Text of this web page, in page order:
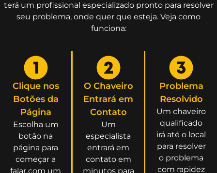
terá um profissional especializado pronto para resolver
seu problema, onde quer que esteja. Veja como
funciona:
Clique nos
Botões da
Página
Escolha um
botão na
página para
começar a
falar com um
O Chaveiro
Entrará em
Contato
Um
especialista
entrará em
contato em
minutos para
Problema
Resolvido
Um chaveiro
qualificado
irá até o local
para resolver
o problema
com rapidez